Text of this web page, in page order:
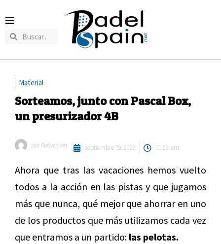
Material
Sorteamos, junto con Pascal Box,
un presurizador 4B
por Redaccion septiembre 19, 2022 11:00 am
Ahora que tras las vacaciones hemos vuelto
todos a la acción en las pistas y que jugamos
más que nunca, qué mejor que ahorrar en uno
de los productos que más utilizamos cada vez
que entramos a un partido: las pelotas.